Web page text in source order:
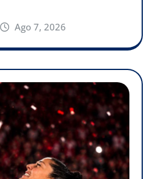
Ago 7, 2026